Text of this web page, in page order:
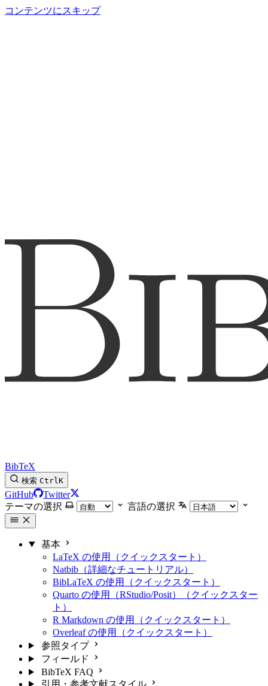
コンテンツにスキップ
BibTeX
検索 CtrlK
GitHub
Twitter
テーマの選択
言語の選択
基本
LaTeX の使用（クイックスタート）
Natbib（詳細なチュートリアル）
BibLaTeX の使用（クイックスタート）
Quarto の使用（RStudio/Posit）（クイックスター
ト）
R Markdown の使用（クイックスタート）
Overleaf の使用（クイックスタート）
参照タイプ
フィールド
BibTeX FAQ
引用・参考文献スタイル